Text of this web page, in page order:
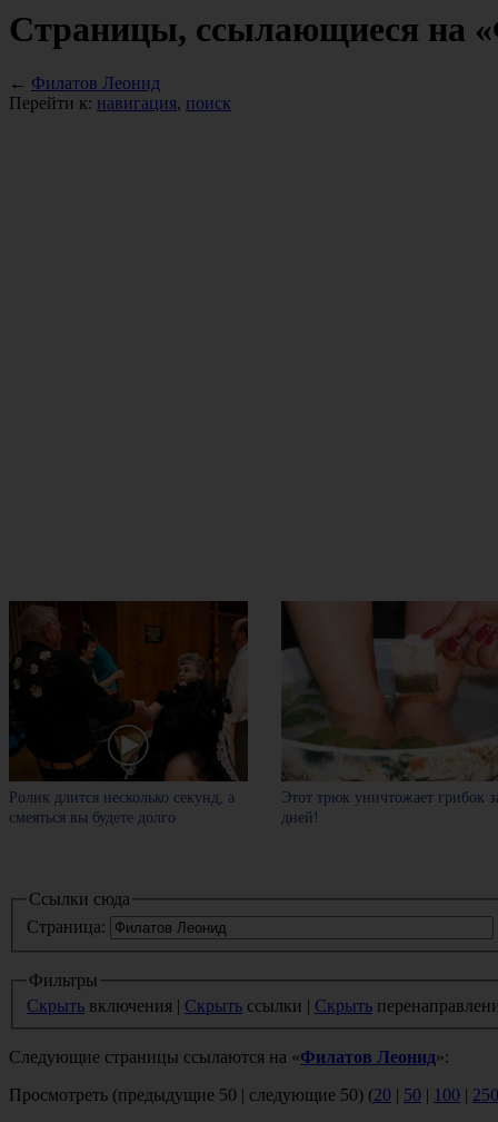
Страницы, ссылающиеся на
← Филатов Леонид
Перейти к: навигация, поиск
Ролик длится несколько секунд, а
смеяться вы будете долго
Этот трюк уничтожает грибок
дней!
Ссылки сюда
Страница:
Фильтры
Скрыть включения | Скрыть ссылки | Скрыть
Следующие страницы ссылаются на «Филатов Леонид»:
Просмотреть (предыдущие 50 | следующие 50) (20 | 50 | 100 | 250